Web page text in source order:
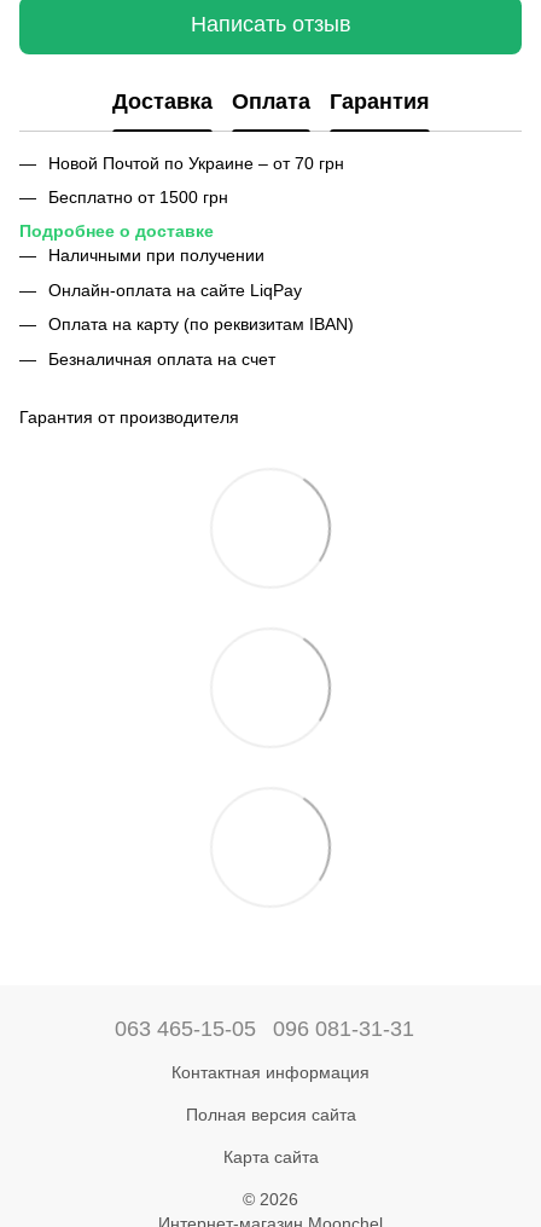
Написать отзыв
Доставка Оплата Гарантия
Новой Почтой по Украине – от 70 грн
Бесплатно от 1500 грн
Подробнее о доставке
Наличными при получении
Онлайн-оплата на сайте LiqPay
Оплата на карту (по реквизитам IBAN)
Безналичная оплата на счет
Гарантия от производителя
063 465-15-05 096 081-31-31
Контактная информация
Полная версия сайта
Карта сайта
© 2026